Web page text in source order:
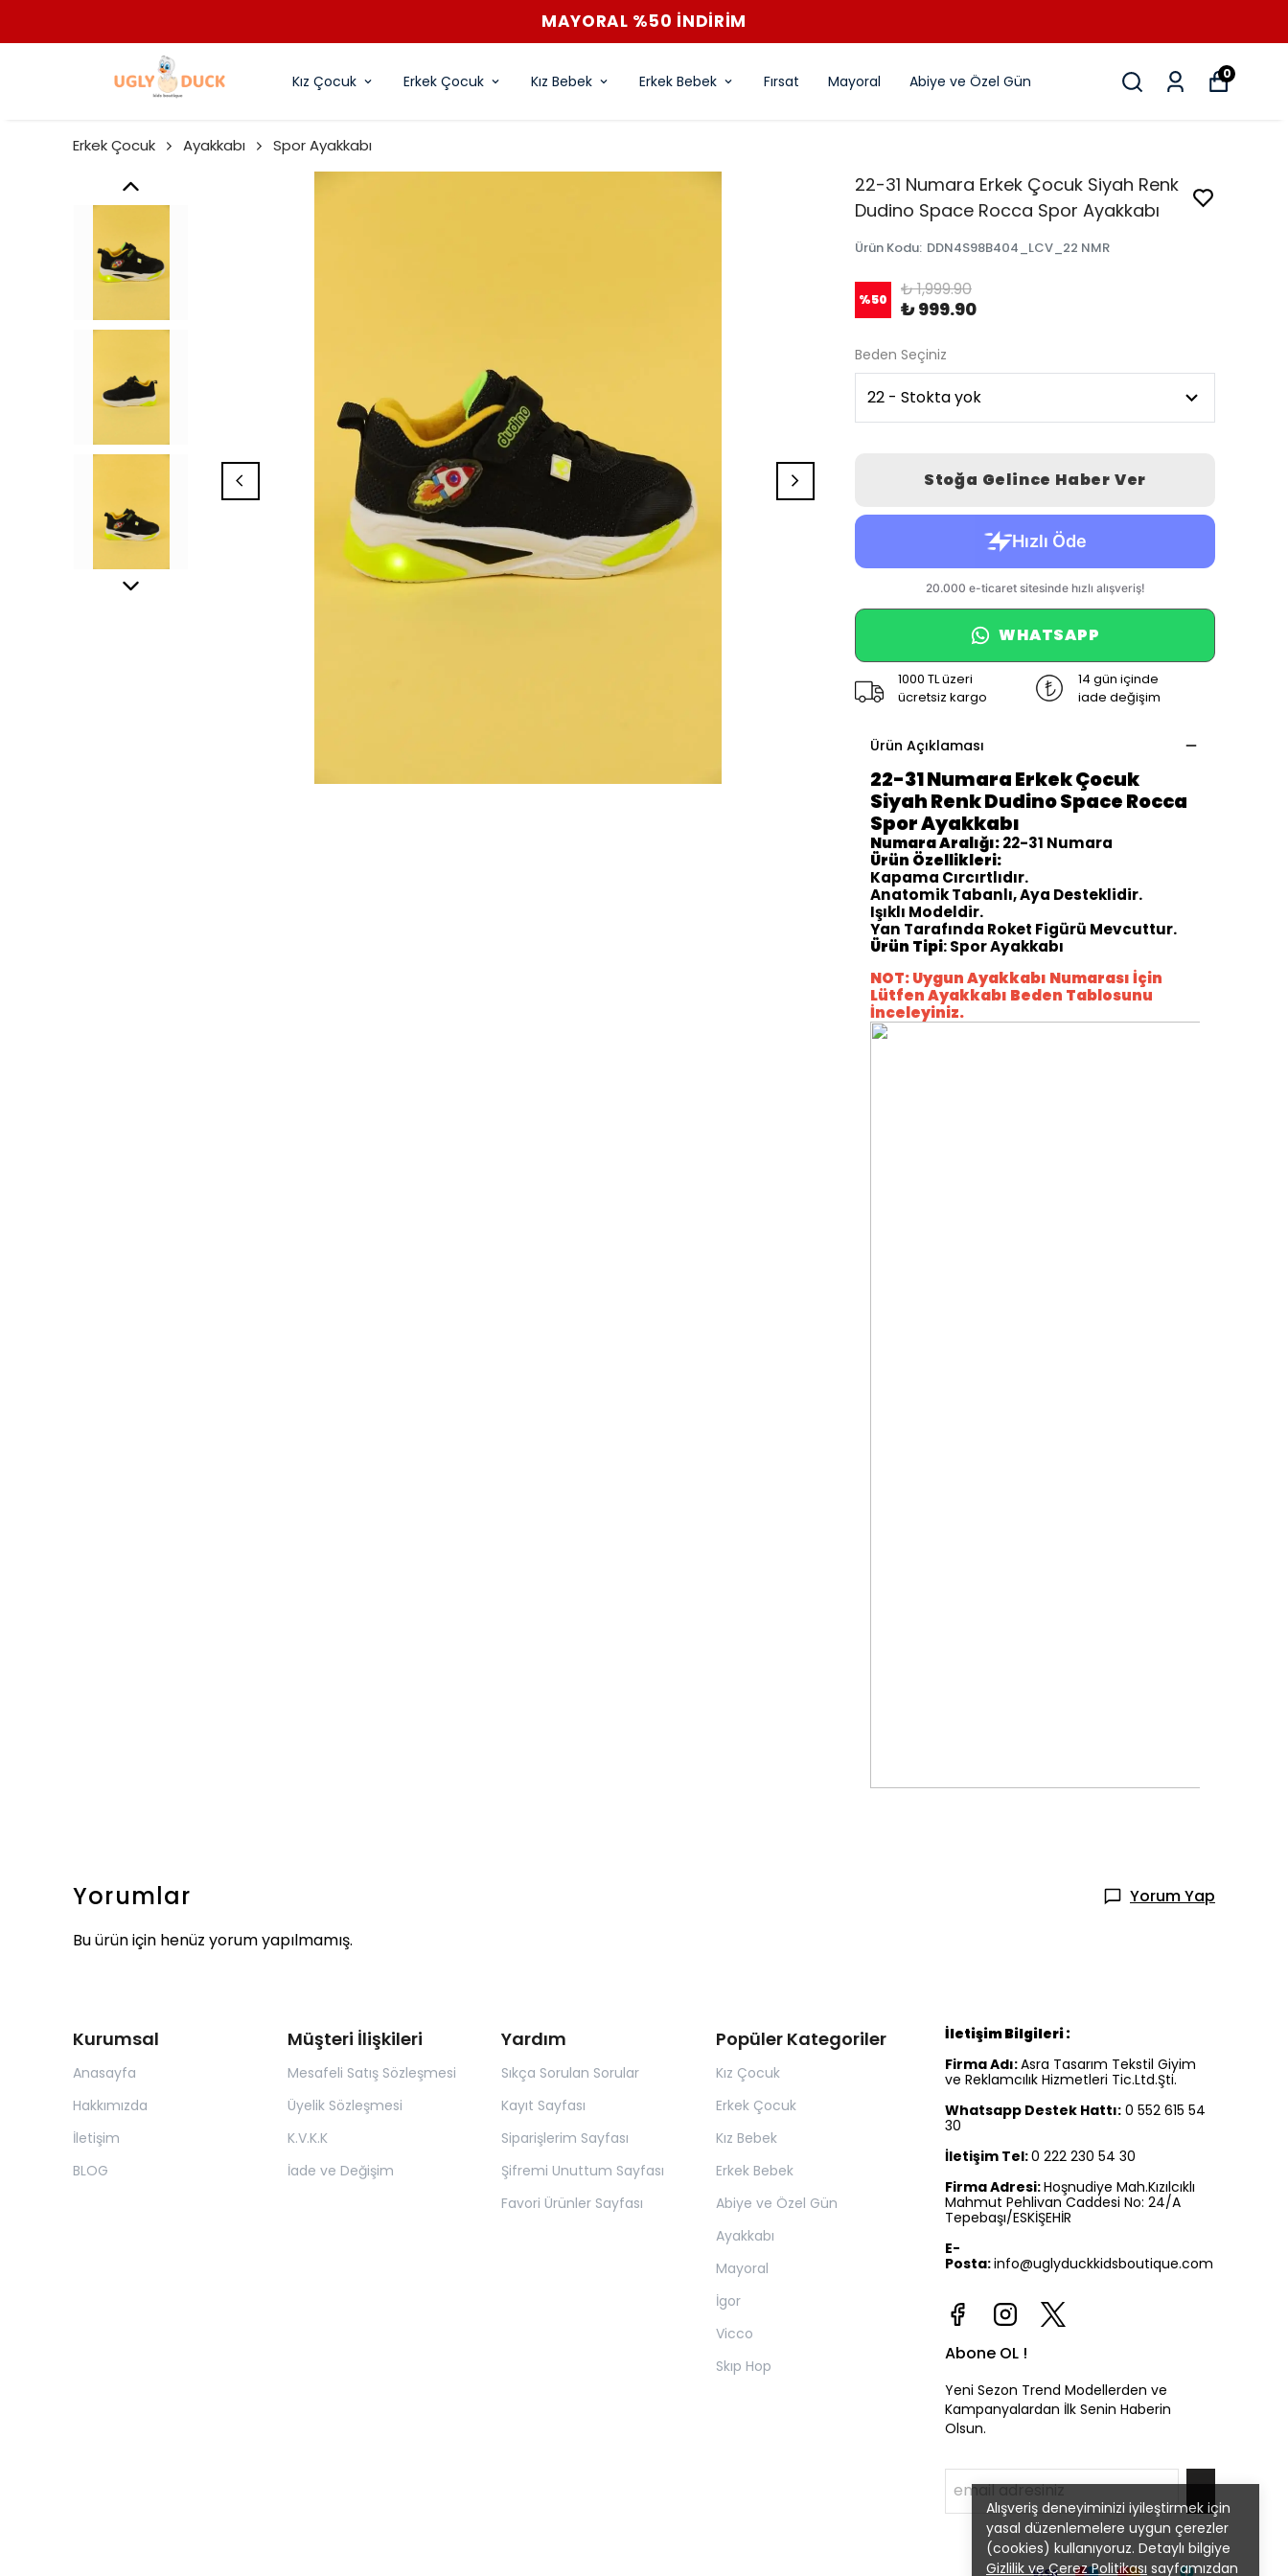
MAYORAL %50 İNDİRİM
Kız Çocuk Erkek Çocuk Kız Bebek Erkek Bebek Fırsat Mayoral Abiye ve Özel Gün 0
Alışveriş deneyiminizi iyileştirmek için
yasal düzenlemelere uygun çerezler
(cookies) kullanıyoruz. Detaylı bilgiye
Gizlilik ve Çerez Politikası sayfamızdan
Erkek Çocuk Ayakkabı Spor Ayakkabı
22-31 Numara Erkek Çocuk Siyah Renk
Dudino Space Rocca Spor Ayakkabı
Ürün Kodu: DDN4S98B404_LCV_22 NMR
%50 ₺ 1,999.90
₺ 999.90
Beden Seçiniz
Stoğa Gelince Haber Ver
WHATSAPP
1000 TL üzeri
ücretsiz kargo
14 gün içinde
iade değişim
Ürün Açıklaması
22-31 Numara Erkek Çocuk
Siyah Renk Dudino Space Rocca
Spor Ayakkabı
Numara Aralığı:22-31 Numara
Ürün Özellikleri:
Kapama Cırcırtlıdır.
Anatomik Tabanlı, Aya Desteklidir.
Işıklı Modeldir.
Yan Tarafında Roket Figürü Mevcuttur.
Ürün Tipi: Spor Ayakkabı
NOT: Uygun Ayakkabı Numarası İçin
Lütfen Ayakkabı Beden Tablosunu
İnceleyiniz.
Yorumlar
Yorum Yap
Bu ürün için henüz yorum yapılmamış.
Kurumsal
Anasayfa
Hakkımızda
İletişim
BLOG
Müşteri İlişkileri
Mesafeli Satış Sözleşmesi
Üyelik Sözleşmesi
K.V.K.K
İade ve Değişim
Yardım
Sıkça Sorulan Sorular
Kayıt Sayfası
Siparişlerim Sayfası
Şifremi Unuttum Sayfası
Favori Ürünler Sayfası
Popüler Kategoriler
Kız Çocuk
Erkek Çocuk
Kız Bebek
Erkek Bebek
Abiye ve Özel Gün
Ayakkabı
Mayoral
İgor
Vicco
Skıp Hop
İletişim Bilgileri :
Firma Adı:Asra Tasarım Tekstil Giyim
ve Reklamcılık Hizmetleri Tic.Ltd.Şti.
Whatsapp Destek Hattı: 0 552 615 54
30
İletişim Tel:0 222 230 54 30
Firma Adresi:Hoşnudiye Mah.Kızılcıklı
Mahmut Pehlivan Caddesi No: 24/A
Tepebaşı/ESKİŞEHİR
E-
Posta:info@uglyduckkidsboutique.com
Abone OL !
Yeni Sezon Trend Modellerden ve
Kampanyalardan İlk Senin Haberin
Olsun.